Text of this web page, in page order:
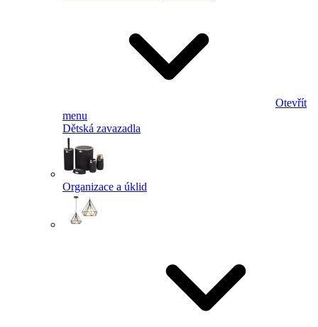
Otevřít
menu
Dětská zavazadla
Organizace a úklid